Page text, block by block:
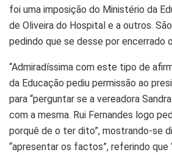
foi uma imposição do Ministério da
de Oliveira do Hospital e a outros.
pedindo que se desse por encerrado
“Admiradíssima com este tipo de
da Educação pediu permissão ao
para “perguntar se a vereadora
com a mesma. Rui Fernandes logo
porquê de o ter dito”, mostrando-se
“apresentar os factos”, referindo